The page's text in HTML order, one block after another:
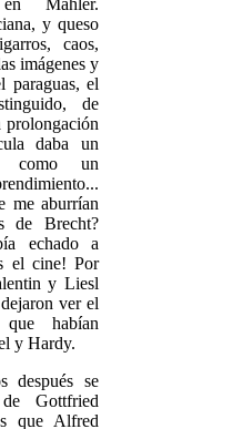
Mahler.
y queso
caos,
imágenes y
paraguas, el
de
prolongación
daba un
como un
me aburrían
de Brecht?
echado a
el cine! Por
y Liesl
ver el
habían
y Hardy.
después se
Gottfried
que Alfred